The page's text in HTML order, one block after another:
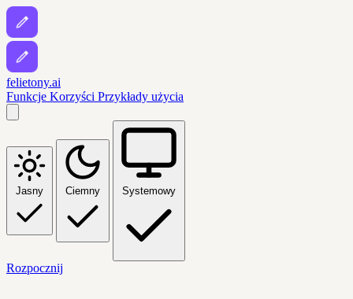
felietony.ai
Funkcje Korzyści Przykłady użycia
Jasny Ciemny Systemowy
Rozpocznij